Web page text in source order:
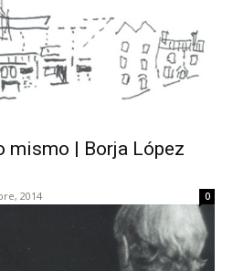
mismo | Borja López
2014 0